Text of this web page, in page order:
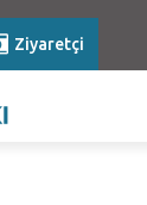
Ziyaretçi